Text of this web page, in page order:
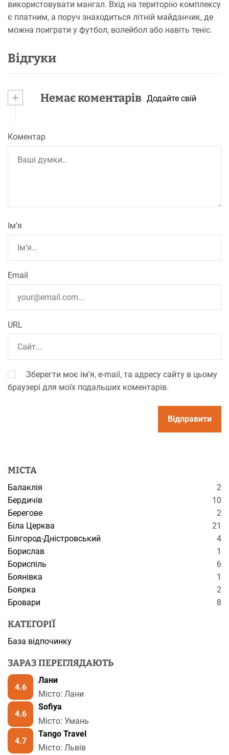
використовувати мангал. Вхід на територію комплексу
є платним, а поруч знаходиться літній майданчик, де
можна поиграти у футбол, волейбол або навіть теніс.
Відгуки
+ Немає коментарів Додайте свій
Коментар
Ім’я
Email
URL
Зберегти моє ім'я, e-mail, та адресу сайту в цьому
браузері для моїх подальших коментарів.
МІСТА
Балаклія
2
Бердичів
10
Берегове
2
Біла Церква
21
Білгород-Дністровський
4
Борислав
1
Бориспіль
6
Боянівка
1
Боярка
2
Бровари
8
КАТЕГОРІЇ
База відпочинку
ЗАРАЗ ПЕРЕГЛЯДАЮТЬ
4.6
Лани
Місто: Лани
4.6
Sofiya
Місто: Умань
4.7
Tango Travel
Місто: Львів